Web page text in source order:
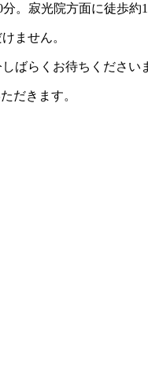
。寂光院方面に徒歩約
ません。
ばらくお待ちください
だきます。